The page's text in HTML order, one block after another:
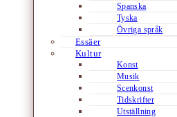
Spanska
Tyska
Övriga språk
Essäer
Kultur
Konst
Musik
Scenkonst
Tidskrifter
Utställning